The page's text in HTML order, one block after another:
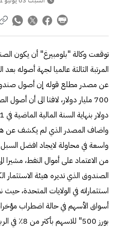
توقعت وكالة "بلومبيرغ" أن يكون
المرتبة الثالثة عالميا لجهة أصوله
عن مصدر مطلع قوله إن أصول صندوق
دولار بنهاية السنة المالية الماضية في 31 مارس 2021.
واضاف المصدر الذي لم يكشف عن
واسعة في محاولة لايجاد افضل
من الاعتماد على أموال النفط، مشيرا
استثماراته في الولايات المتحدة،
أسواق الأسهم في حالة اضطراب
بورز 500"